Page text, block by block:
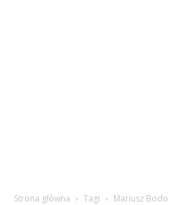
Strona główna Tagi Mariusz Bodo